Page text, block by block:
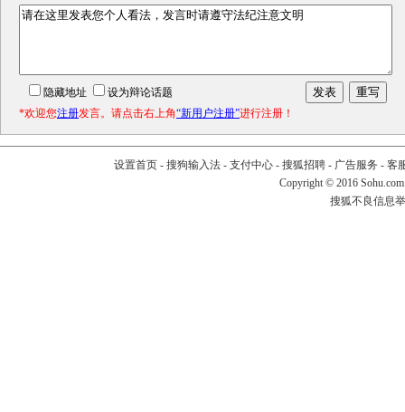
隐藏地址
设为辩论话题
*欢迎您注册发言。请点击右上角“新用户注册”进行注册！
设置首页- 搜狗输入法- 支付中心- 搜狐招聘- 广告服务 - 客
Copyright © 2016
搜狐不良信息